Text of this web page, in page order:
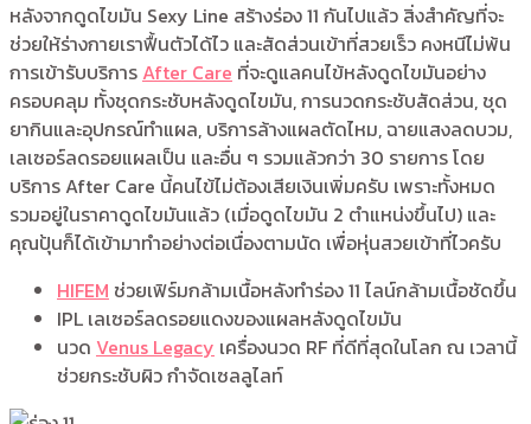
หลังจากดูดไขมัน Sexy Line สร้างร่อง 11 กันไปแล้ว สิ่งสำคัญที่จะ
ช่วยให้ร่างกายเราฟื้นตัวได้ไว และสัดส่วนเข้าที่สวยเร็ว คงหนีไม่พ้น
การเข้ารับบริการ After Care ที่จะดูแลคนไข้หลังดูดไขมันอย่าง
ครอบคลุม ทั้งชุดกระชับหลังดูดไขมัน, การนวดกระชับสัดส่วน, ชุด
ยากินและอุปกรณ์ทำแผล, บริการล้างแผลตัดไหม, ฉายแสงลดบวม,
เลเซอร์ลดรอยแผลเป็น และอื่น ๆ รวมแล้วกว่า 30 รายการ โดย
บริการ After Care นี้คนไข้ไม่ต้องเสียเงินเพิ่มครับ เพราะทั้งหมด
รวมอยู่ในราคาดูดไขมันแล้ว (เมื่อดูดไขมัน 2 ตำแหน่งขึ้นไป) และ
คุณปุ้นก็ได้เข้ามาทำอย่างต่อเนื่องตามนัด เพื่อหุ่นสวยเข้าที่ไวครับ
HIFEM ช่วยเฟิร์มกล้ามเนื้อหลังทำร่อง 11 ไลน์กล้ามเนื้อชัดขึ้น
IPL เลเซอร์ลดรอยแดงของแผลหลังดูดไขมัน
นวด Venus Legacy เครื่องนวด RF ที่ดีที่สุดในโลก ณ เวลานี้
ช่วยกระชับผิว กำจัดเซลลูไลท์